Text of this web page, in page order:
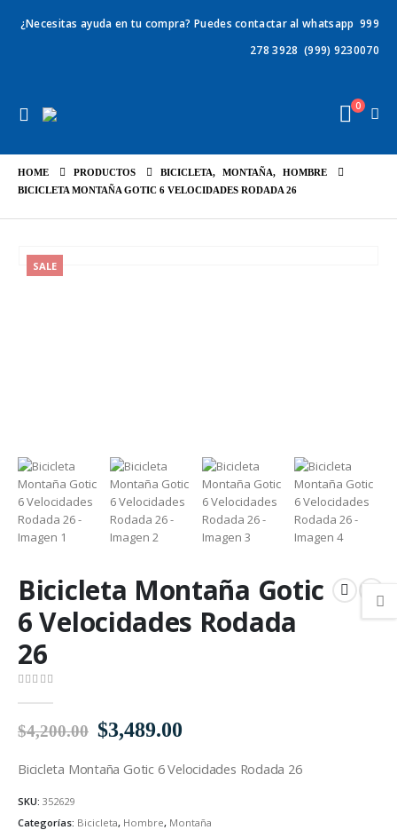
¿Necesitas ayuda en tu compra? Puedes contactar al whatsapp 999
278 3928 (999) 9230070
0
HOME PRODUCTOS BICICLETA, MONTAÑA,
HOMBRE
BICICLETA MONTAÑA GOTIC 6 VELOCIDADES RODADA 26
SALE
Bicicleta Montaña Gotic
6 Velocidades Rodada
26
$4,200.00 El
original
$4,200.00.
$3,489.00
actual
$3,489.00.
Bicicleta Montaña Gotic 6 Velocidades Rodada 26
SKU: 352629
Categorías: Bicicleta, Hombre, Montaña